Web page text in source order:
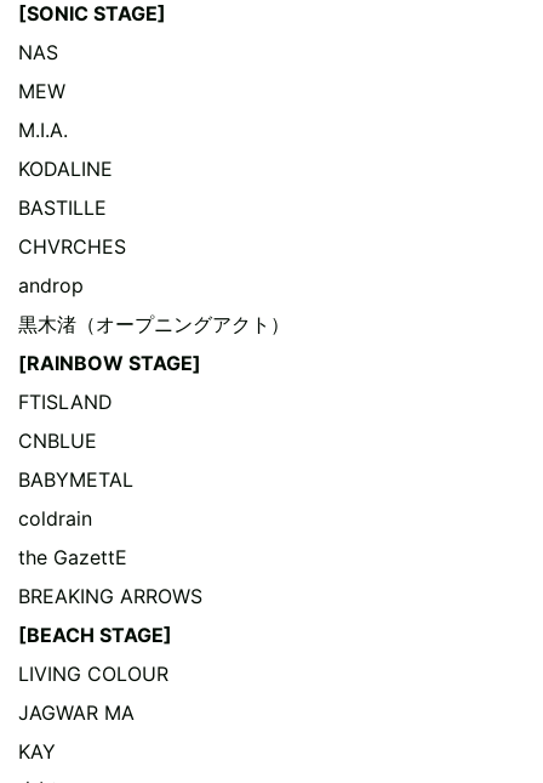
[SONIC STAGE]
NAS
MEW
M.I.A.
KODALINE
BASTILLE
CHVRCHES
androp
黒木渚（オープニングアクト）
[RAINBOW STAGE]
FTISLAND
CNBLUE
BABYMETAL
coldrain
the GazettE
BREAKING ARROWS
[BEACH STAGE]
LIVING COLOUR
JAGWAR MA
KAY